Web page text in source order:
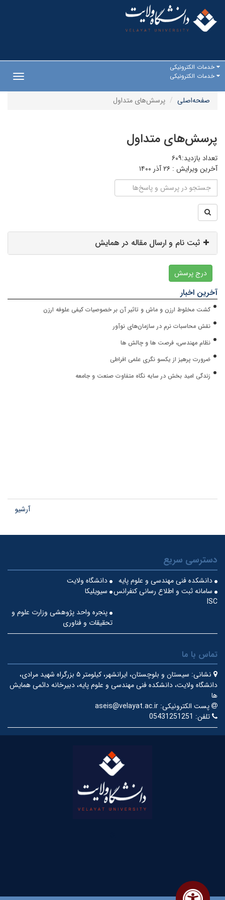
خدمات الکترونیکی
خدمات الکترونیکی
صفحه‌اصلی
پرسش‌های متداول
پرسش‌های متداول
تعداد بازدید:۶۰۹
آخرین ویرایش : ۲۶ آذر ۱۴۰۰
ثبت نام و ارسال مقاله در همایش
درج پرسش
آخرین اخبار
کشت مخلوط ارزن و ماش و تاثیر آن بر خصوصیات کیفی علوفه ارزن
نقش محاسبات نرم در سازمان‌های نوآور
نظام مهندسی، فرصت ها و چالش ها
ضرورت پرهیز از یکسو نگری علمی افراطی
زندگی امید بخش در سایه نگاه متفاوت صنعت و جامعه
آرشیو
دسترسی سریع
دانشگاه ولایت
دانشکده فنی مهندسی و علوم پایه
سیویلیکا سامانه ثبت و اطلاع رسانی کنفرانس
ISC
پنجره واحد پژوهشی وزارت علوم و
تحقیقات و فناوری
تماس با ما
نشانی:
سیستان و بلوچستان، ایرانشهر، کیلومتر ۵ بزرگراه شهید مرادی،
دانشگاه ولایت، دانشکده فنی مهندسی و علوم پایه، دبیرخانه دائمی همایش
ها
پست الکترونیکی: aseis@velayat.ac.ir
تلفن: 05431251251